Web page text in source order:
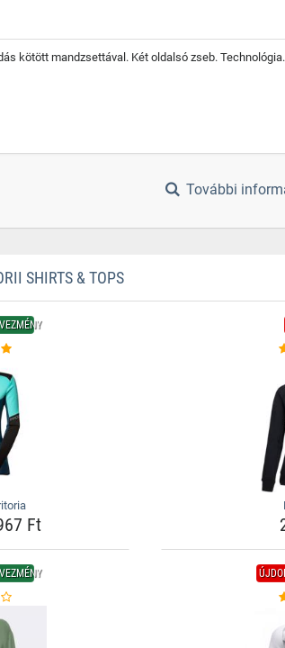
kötött mandzsettával. Két oldalsó zseb.
További
SHIRTS & TOPS
Ft